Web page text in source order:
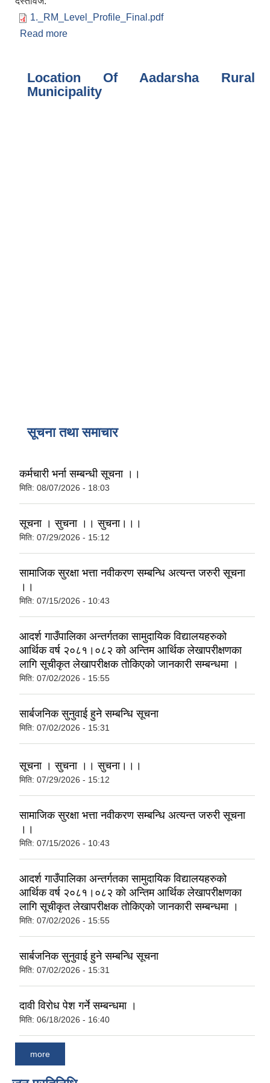
1._RM_Level_Profile_Final.pdf
Read more
Location Of Aadarsha Rural
Municipality
सूचना तथा समाचार
कर्मचारी भर्ना सम्बन्धी सूचना ।।
मिति: 08/07/2026 - 18:03
सूचना । सुचना ।। सुचना।।।
मिति: 07/29/2026 - 15:12
सामाजिक सुरक्षा भत्ता नवीकरण सम्बन्धि अत्यन्त जरुरी सूचना
।।
मिति: 07/15/2026 - 10:43
आदर्श गाउँपालिका अन्तर्गतका सामुदायिक विद्यालयहरुको
आर्थिक वर्ष २०८१।०८२ को अन्तिम आर्थिक लेखापरीक्षणका
लागि सूचीकृत लेखापरीक्षक तोकिएको जानकारी सम्बन्धमा ।
मिति: 07/02/2026 - 15:55
सार्बजनिक सुनुवाई हुने सम्बन्धि सूचना
मिति: 07/02/2026 - 15:31
सूचना । सुचना ।। सुचना।।।
मिति: 07/29/2026 - 15:12
सामाजिक सुरक्षा भत्ता नवीकरण सम्बन्धि अत्यन्त जरुरी सूचना
।।
मिति: 07/15/2026 - 10:43
आदर्श गाउँपालिका अन्तर्गतका सामुदायिक विद्यालयहरुको
आर्थिक वर्ष २०८१।०८२ को अन्तिम आर्थिक लेखापरीक्षणका
लागि सूचीकृत लेखापरीक्षक तोकिएको जानकारी सम्बन्धमा ।
मिति: 07/02/2026 - 15:55
सार्बजनिक सुनुवाई हुने सम्बन्धि सूचना
मिति: 07/02/2026 - 15:31
दावी विरोध पेश गर्ने सम्बन्धमा ।
मिति: 06/18/2026 - 16:40
more